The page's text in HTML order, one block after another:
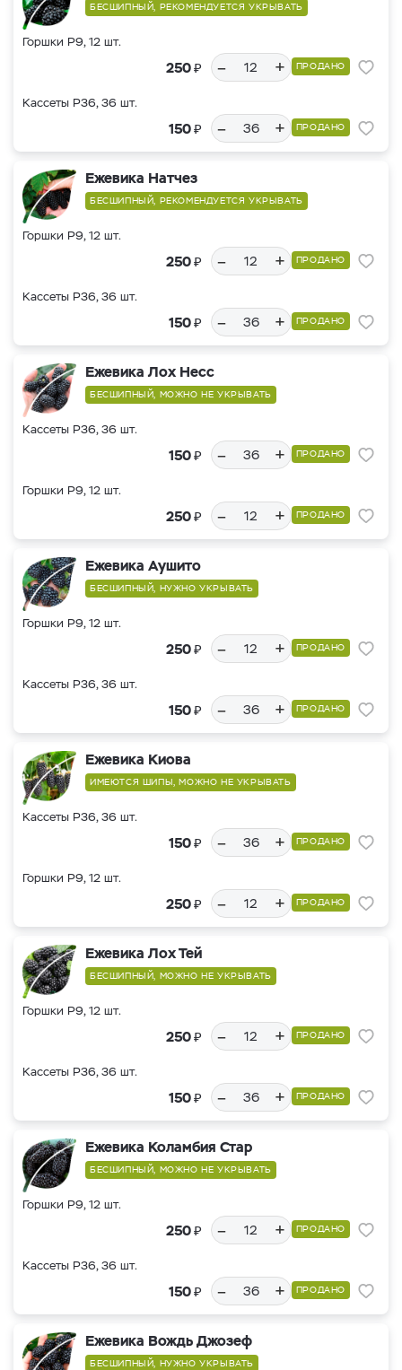
БЕСШИПНЫЙ, РЕКОМЕНДУЕТСЯ УКРЫВАТЬ
Горшки Р9, 12 шт.
250₽ – + ПРОДАНО
Кассеты Р36, 36 шт.
150₽ – + ПРОДАНО
Ежевика Натчез
БЕСШИПНЫЙ, РЕКОМЕНДУЕТСЯ УКРЫВАТЬ
Горшки Р9, 12 шт.
250₽ – + ПРОДАНО
Кассеты Р36, 36 шт.
150₽ – + ПРОДАНО
Ежевика Лох Несс
БЕСШИПНЫЙ, МОЖНО НЕ УКРЫВАТЬ
Кассеты Р36, 36 шт.
150₽ – + ПРОДАНО
Горшки Р9, 12 шт.
250₽ – + ПРОДАНО
Ежевика Аушито
БЕСШИПНЫЙ, НУЖНО УКРЫВАТЬ
Горшки Р9, 12 шт.
250₽ – + ПРОДАНО
Кассеты Р36, 36 шт.
150₽ – + ПРОДАНО
Ежевика Киова
ИМЕЮТСЯ ШИПЫ, МОЖНО НЕ УКРЫВАТЬ
Кассеты Р36, 36 шт.
150₽ – + ПРОДАНО
Горшки Р9, 12 шт.
250₽ – + ПРОДАНО
Ежевика Лох Тей
БЕСШИПНЫЙ, МОЖНО НЕ УКРЫВАТЬ
Горшки Р9, 12 шт.
250₽ – + ПРОДАНО
Кассеты Р36, 36 шт.
150₽ – + ПРОДАНО
Ежевика Коламбия Стар
БЕСШИПНЫЙ, МОЖНО НЕ УКРЫВАТЬ
Горшки Р9, 12 шт.
250₽ – + ПРОДАНО
Кассеты Р36, 36 шт.
150₽ – + ПРОДАНО
Ежевика Вождь Джозеф
БЕСШИПНЫЙ, НУЖНО УКРЫВАТЬ